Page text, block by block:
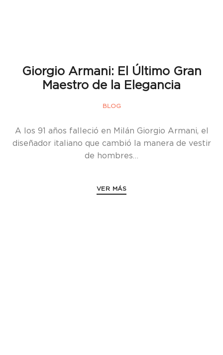
Giorgio Armani: El Último Gran
Maestro de la Elegancia
BLOG
A los 91 años falleció en Milán Giorgio Armani, el
diseñador italiano que cambió la manera de vestir
de hombres…
VER MÁS